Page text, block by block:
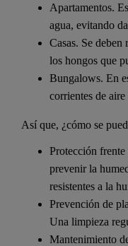
Apartamentos.
agua, evitando
Casas. Se
los hongos que
Bungalows. En
corrientes de
Así que, ¿cómo se
Protección
prevenir la
resistentes a la
Prevención de
Una limpieza
Mantenimiento